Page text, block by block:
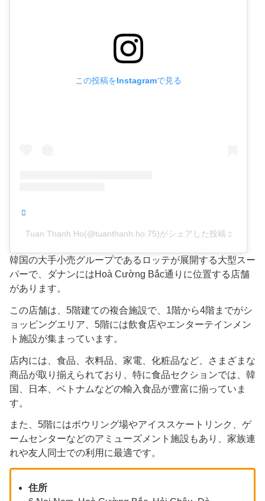
この投稿をInstagramで見る
Tuan Thanh Ho(@tuanthanh.ho.75)がシェアした投稿
韓国の大手小売グループであるロッテが展開する大型スー
パーで、ダナンにはHoà Cường Bắc通りに位置する店舗
があります。
この店舗は、5階建ての複合施設で、1階から4階までがシ
ョッピングエリア、5階には飲食店やエンターテインメン
ト施設が集まっています。
店内には、食品、衣料品、家電、化粧品など、さまざまな
商品が取り揃えられており、特に食品セクションでは、韓
国、日本、ベトナムなどの輸入食品が豊富に揃っていま
す。
また、5階にはボウリング場やアイススケートリンク、ゲ
ームセンターなどのアミューズメント施設もあり、家族連
れや友人同士での利用に最適です。
住所